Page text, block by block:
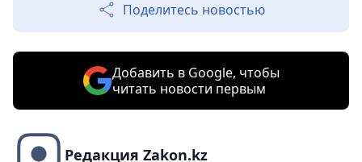
Поделитесь новостью
Добавить в Google, чтобы
читать новости первым
Редакция Zakon.kz